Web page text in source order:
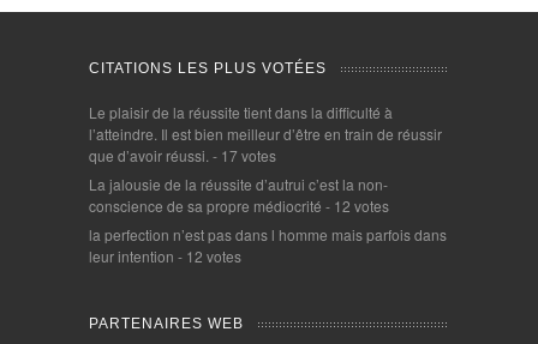
CITATIONS LES PLUS VOTÉES
Le plaisir de la réussite tient dans la difficulté à
l’atteindre. Il est bien meilleur d’être en train de réussir
que d’avoir réussi. - 17 votes
La jalousie de la réussite d’autrui c’est la non-
conscience de sa propre médiocrité - 12 votes
la perfection n’est pas dans l homme mais parfois dans
leur intention - 12 votes
PARTENAIRES WEB